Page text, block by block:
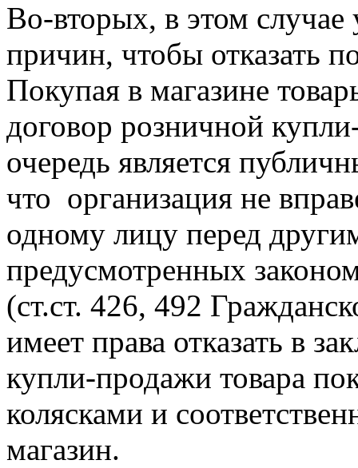
Во-вторых, в этом
причин, чтобы отказать
Покупая в магазине
договор розничной
очередь является
что организация не
одному лицу перед
предусмотренных
(ст.ст. 426, 492
имеет права отказать в
купли-продажи товара
колясками и
магазин.